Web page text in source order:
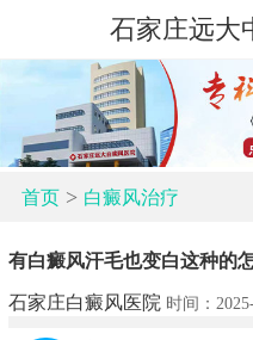
石家庄远大
首页> 白癜风治疗
有白癜风汗毛也变白这种的
石家庄白癜风医院 时间：